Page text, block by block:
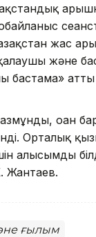
жас
қалаушы және
бастама» атты
оған
Орталық
алғысымды
Жантаев.
ғылым